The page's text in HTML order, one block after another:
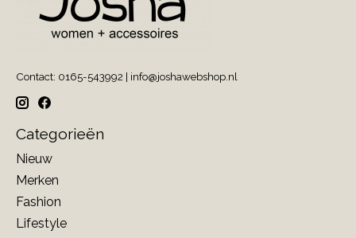
Contact: 0165-543992 | info@joshawebshop.nl
Categorieën
Nieuw
Merken
Fashion
Lifestyle